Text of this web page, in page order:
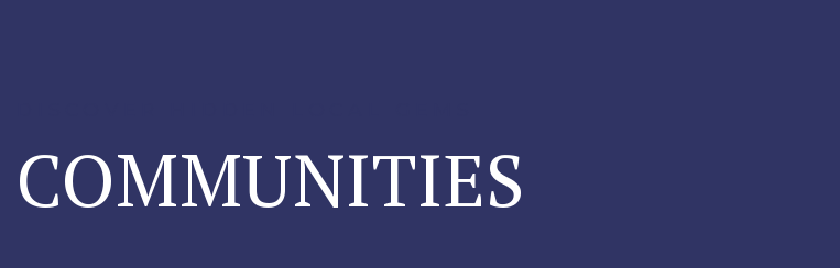
COMMUNITIES